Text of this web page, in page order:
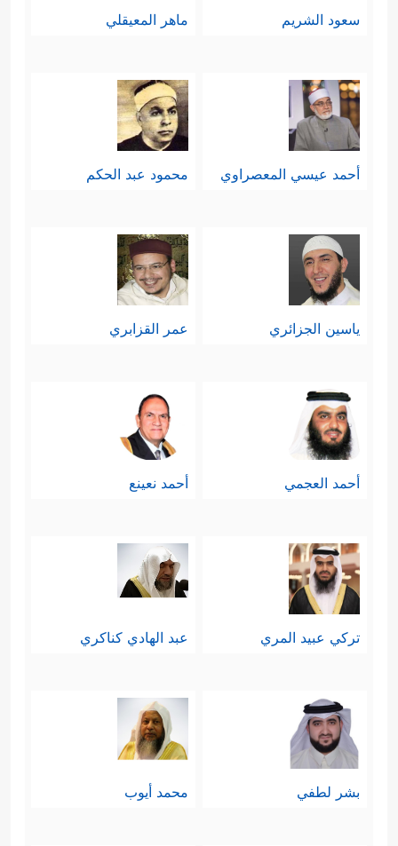
سعود الشريم ماهر المعيقلي
أحمد عيسي المعصراوي محمود عبد الحكم
ياسين الجزائري عمر القزابري
أحمد العجمي أحمد نعينع
تركي عبيد المري عبد الهادي كناكري
بشر لطفي محمد أيوب